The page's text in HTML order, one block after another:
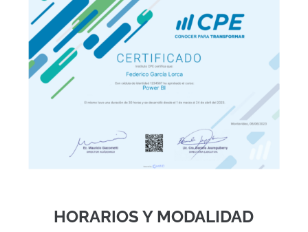
HORARIOS Y MODALIDAD